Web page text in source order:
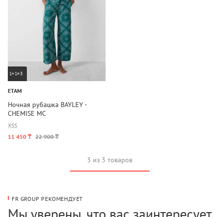
1+1=3
ETAM
Ночная рубашка BAYLEY -
CHEMISE MC
XSS
11 450 ₸ 22 900 ₸
3 из 3 товаров
FR GROUP РЕКОМЕНДУЕТ